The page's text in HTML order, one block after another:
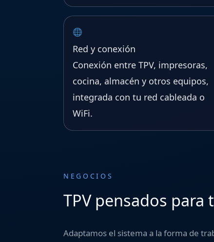
Red y conexión
Conexión entre TPV, impresoras,
cocina, almacén y otros equipos,
integrada con tu red cableada o
WiFi.
NEGOCIOS
TPV pensados
Adaptamos el sistema a la forma de